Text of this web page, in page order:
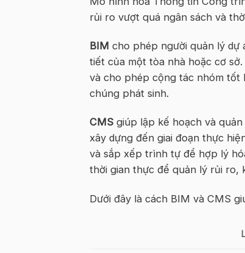
rủi ro vượt quá ngân sách và
BIM cho phép người quản lý dự
tiết của một tòa nhà hoặc cơ
và cho phép cộng tác nhóm tốt
chúng phát sinh.
CMS giúp lập kế hoạch và
xây dựng đến giai đoạn thực
và sắp xếp trình tự để hợp lý
thời gian thực để quản lý rủi ro,
Dưới đây là cách BIM và CMS